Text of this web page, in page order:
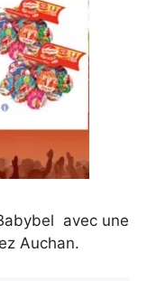
avec une
Auchan.